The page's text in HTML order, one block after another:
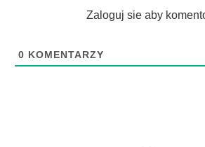
Zaloguj sie aby
0 KOMENTARZY